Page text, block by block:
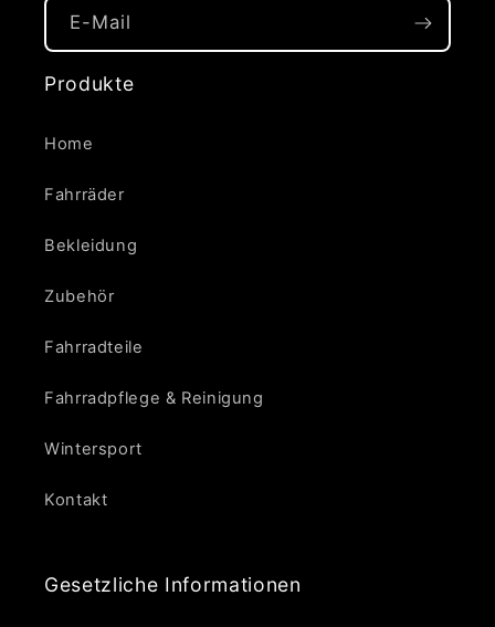
E-Mail
Produkte
Home
Fahrräder
Bekleidung
Zubehör
Fahrradteile
Fahrradpflege & Reinigung
Wintersport
Kontakt
Gesetzliche Informationen